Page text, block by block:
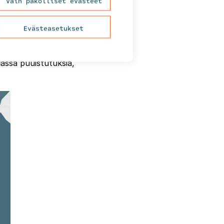
osana
puuistutuksia,
Evästeasetukset